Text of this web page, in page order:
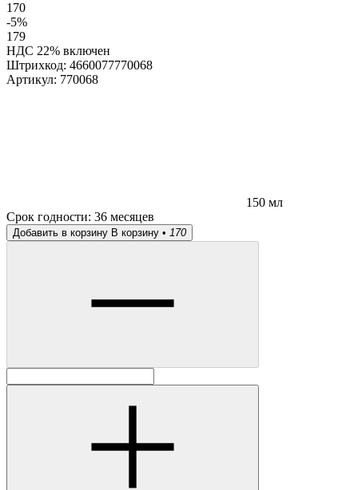
170
-5%
179
НДС 22% включен
Штрихкод: 4660077770068
Артикул: 770068
150 мл
Срок годности: 36 месяцев
Добавить в корзину В корзину • 170